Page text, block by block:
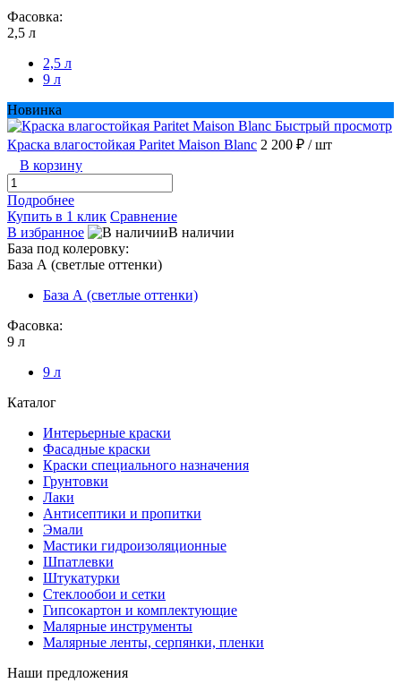
Фасовка:
2,5 л
2,5 л
9 л
Новинка
Быстрый просмотр
Краска влагостойкая Paritet Maison Blanc 2 200 ₽ / шт
В корзину
Подробнее
Купить в 1 клик Сравнение
В избранное
В наличии
База под колеровку:
База А (светлые оттенки)
База А (светлые оттенки)
Фасовка:
9 л
9 л
Каталог
Интерьерные краски
Фасадные краски
Краски специального назначения
Грунтовки
Лаки
Антисептики и пропитки
Эмали
Мастики гидроизоляционные
Шпатлевки
Штукатурки
Стеклообои и сетки
Гипсокартон и комплектующие
Малярные инструменты
Малярные ленты, серпянки, пленки
Наши предложения